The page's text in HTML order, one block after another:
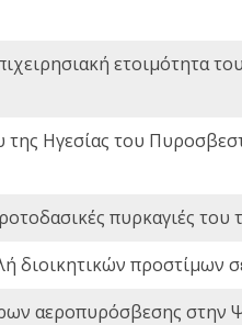
ετοιμότητα
Ηγεσίας του
πυρκαγιές
διοικητικών
αεροπυρόσβεσης στην